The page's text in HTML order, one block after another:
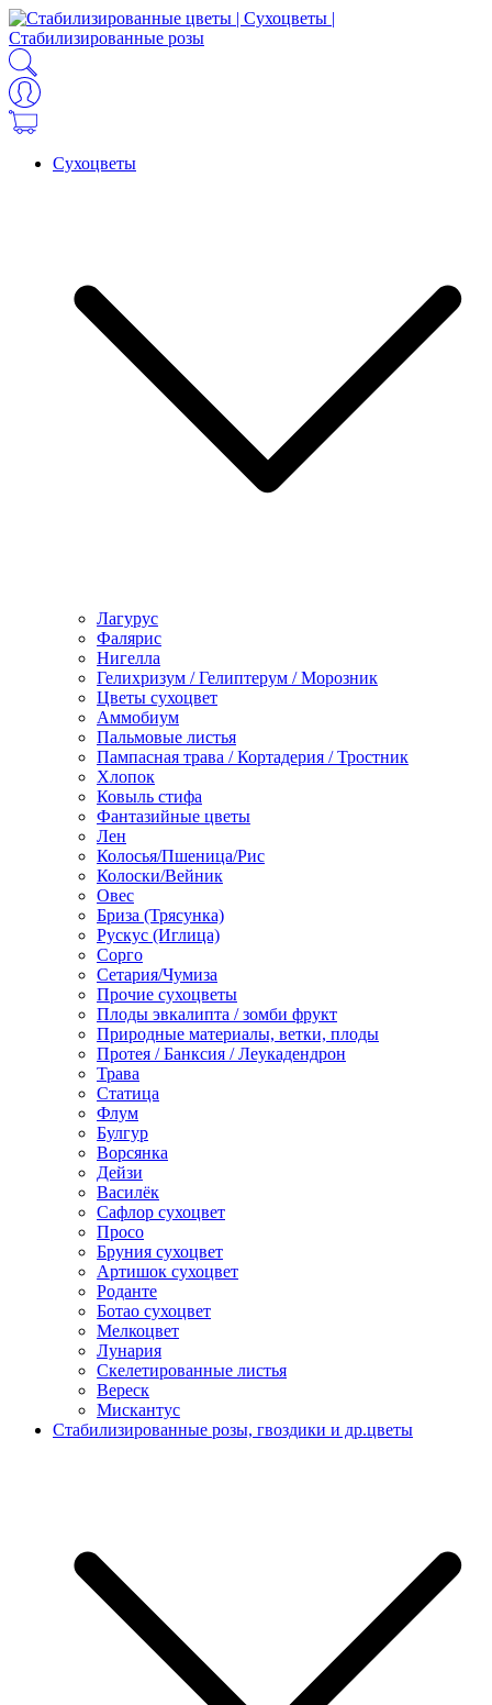
Сухоцветы
Лагурус
Фалярис
Нигелла
Гелихризум / Гелиптерум / Морозник
Цветы сухоцвет
Аммобиум
Пальмовые листья
Пампасная трава / Кортадерия / Тростник
Хлопок
Ковыль стифа
Фантазийные цветы
Лен
Колосья/Пшеница/Рис
Колоски/Вейник
Овес
Бриза (Трясунка)
Рускус (Иглица)
Сорго
Сетария/Чумиза
Прочие сухоцветы
Плоды эвкалипта / зомби фрукт
Природные материалы, ветки, плоды
Протея / Банксия / Леукадендрон
Трава
Статица
Флум
Булгур
Ворсянка
Дейзи
Василёк
Сафлор сухоцвет
Просо
Бруния сухоцвет
Артишок сухоцвет
Роданте
Ботао сухоцвет
Мелкоцвет
Лунария
Скелетированные листья
Вереск
Мискантус
Стабилизированные розы, гвоздики и др.цветы